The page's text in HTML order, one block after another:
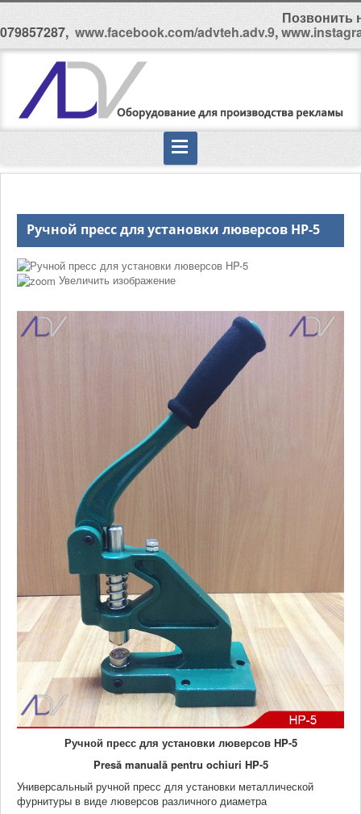
Позвонить
079857287, www.facebook.com/advteh.adv.9,
Ручной пресс для установки люверсов HP-5
Увеличить изображение
Ручной пресс для установки люверсов HP-5
Presă manuală pentru ochiuri HP-5
Универсальный ручной пресс для установки металлической
фурнитуры в виде люверсов различного диаметра